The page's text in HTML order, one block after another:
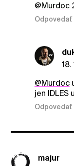
@Murdoc
Odpovedať
18.
@Murdoc
jen IDLES
Odpovedať
majur